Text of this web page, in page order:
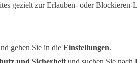
gezielt zur Erlauben- oder Blockieren-
gehen Sie in die Einstellungen.
und Sicherheit und suchen Sie nach